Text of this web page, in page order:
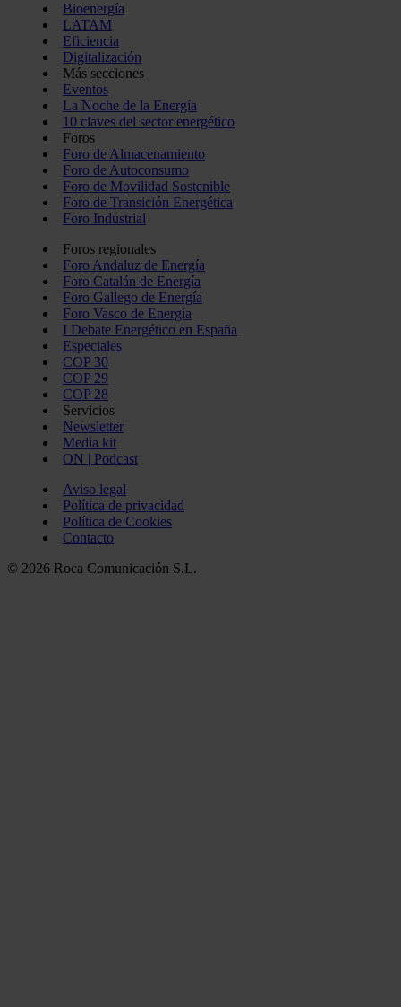
Bioenergía
LATAM
Eficiencia
Digitalización
Más secciones
Eventos
La Noche de la Energía
10 claves del sector energético
Foros
Foro de Almacenamiento
Foro de Autoconsumo
Foro de Movilidad Sostenible
Foro de Transición Energética
Foro Industrial
Foros regionales
Foro Andaluz de Energía
Foro Catalán de Energía
Foro Gallego de Energía
Foro Vasco de Energía
I Debate Energético en España
Especiales
COP 30
COP 29
COP 28
Servicios
Newsletter
Media kit
ON | Podcast
Aviso legal
Política de privacidad
Política de Cookies
Contacto
© 2026 Roca Comunicación S.L.